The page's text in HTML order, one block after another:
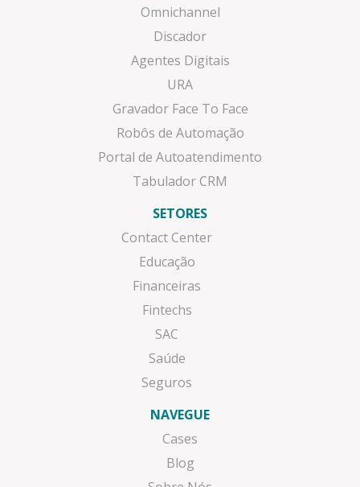
Omnichannel
Discador
Agentes Digitais
URA
Gravador Face To Face
Robôs de Automação
Portal de Autoatendimento
Tabulador CRM
SETORES
Contact Center
Educação
Financeiras
Fintechs
SAC
Saúde
Seguros
NAVEGUE
Cases
Blog